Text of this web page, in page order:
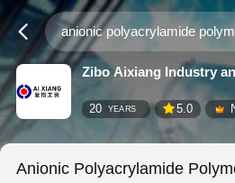
Zibo Aixiang Industry
20 YEARS 5.0
Anionic Polyacrylamide